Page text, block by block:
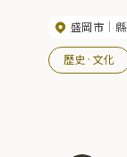
產。 盛岡市
歷史·文化